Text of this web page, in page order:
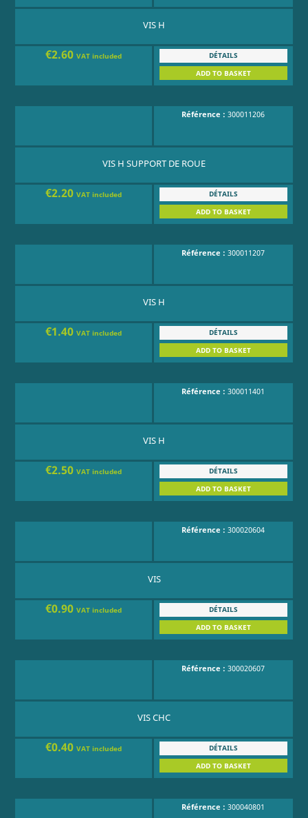
VIS H
€2.60VAT included
DÉTAILS
ADD TO BASKET
Référence :300011206
VIS H SUPPORT DE ROUE
€2.20VAT included
DÉTAILS
ADD TO BASKET
Référence :300011207
VIS H
€1.40VAT included
DÉTAILS
ADD TO BASKET
Référence :300011401
VIS H
€2.50VAT included
DÉTAILS
ADD TO BASKET
Référence :300020604
VIS
€0.90VAT included
DÉTAILS
ADD TO BASKET
Référence :300020607
VIS CHC
€0.40VAT included
DÉTAILS
ADD TO BASKET
Référence :300040801